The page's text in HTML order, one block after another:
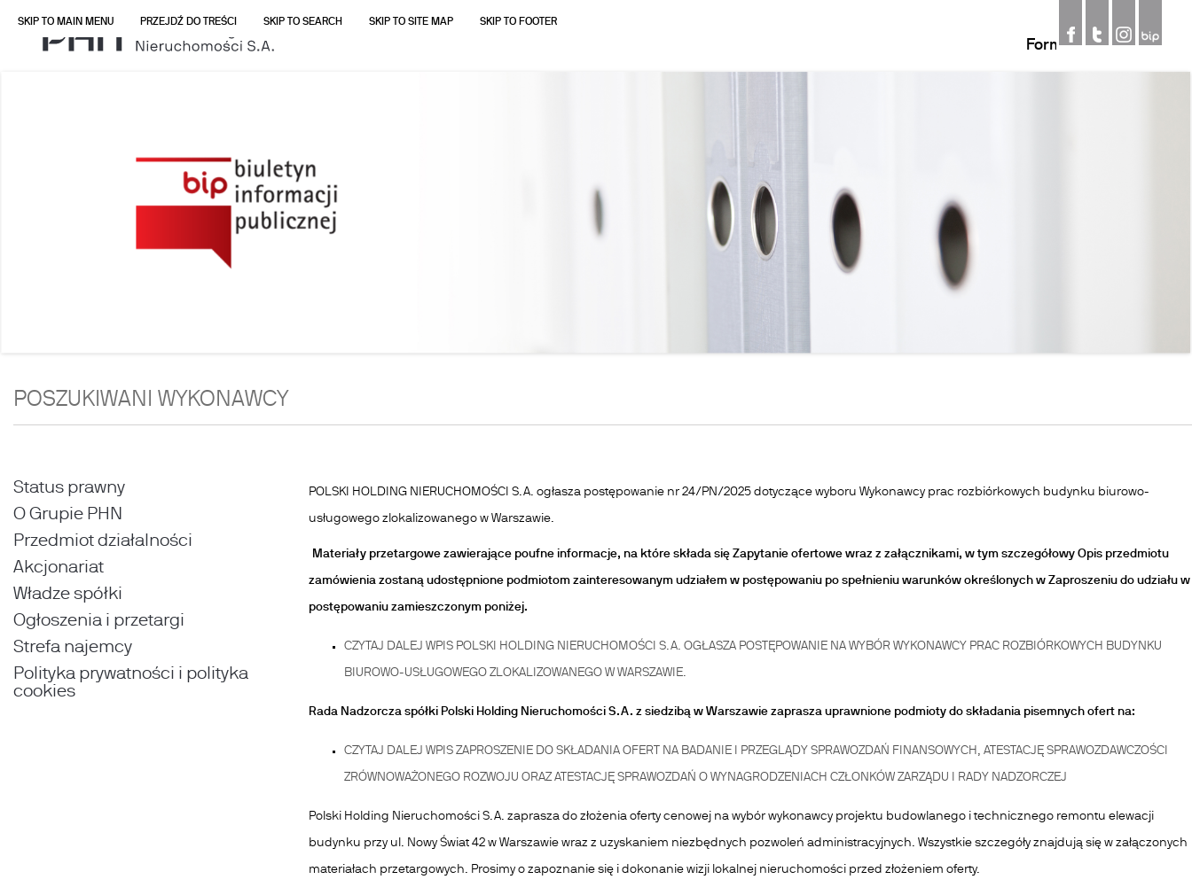
SKIP TO MAIN MENU PRZEJDŹ DO TREŚCI SKIP TO SEARCH SKIP TO SITE MAP SKIP TO FOOTER
Formularz
POSZUKIWANI WYKONAWCY
Status prawny
O Grupie PHN
Przedmiot działalności
Akcjonariat
Władze spółki
Ogłoszenia i przetargi
Strefa najemcy
Polityka prywatności i polityka
cookies
POLSKI HOLDING NIERUCHOMOŚCI S.A. ogłasza postępowanie nr 24/PN/2025 dotyczące wyboru Wykonawcy prac rozbiórkowych budynku biurowo-
usługowego zlokalizowanego w Warszawie.
Materiały przetargowe zawierające poufne informacje, na które składa się Zapytanie ofertowe wraz z załącznikami, w tym szczegółowy Opis przedmiotu
zamówienia zostaną udostępnione podmiotom zainteresowanym udziałem w postępowaniu po spełnieniu warunków określonych w Zaproszeniu do udziału w
postępowaniu zamieszczonym poniżej.
CZYTAJ DALEJ WPIS POLSKI HOLDING NIERUCHOMOŚCI S.A. OGŁASZA POSTĘPOWANIE NA WYBÓR WYKONAWCY PRAC ROZBIÓRKOWYCH BUDYNKU
BIUROWO-USŁUGOWEGO ZLOKALIZOWANEGO W WARSZAWIE.
Rada Nadzorcza spółki Polski Holding Nieruchomości S.A. z siedzibą w Warszawie zaprasza uprawnione podmioty do składania pisemnych ofert na:
CZYTAJ DALEJ WPIS ZAPROSZENIE DO SKŁADANIA OFERT NA BADANIE I PRZEGLĄDY SPRAWOZDAŃ FINANSOWYCH, ATESTACJĘ SPRAWOZDAWCZOŚCI
ZRÓWNOWAŻONEGO ROZWOJU ORAZ ATESTACJĘ SPRAWOZDAŃ O WYNAGRODZENIACH CZŁONKÓW ZARZĄDU I RADY NADZORCZEJ
Polski Holding Nieruchomości S.A. zaprasza do złożenia oferty cenowej na wybór wykonawcy projektu budowlanego i technicznego remontu elewacji
budynku przy ul. Nowy Świat 42 w Warszawie wraz z uzyskaniem niezbędnych pozwoleń administracyjnych. Wszystkie szczegóły znajdują się w załączonych
materiałach przetargowych. Prosimy o zapoznanie się i dokonanie wizji lokalnej nieruchomości przed złożeniem oferty.